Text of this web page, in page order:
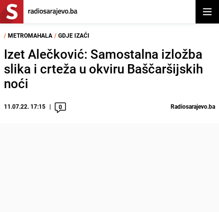
/ METROMAHALA / GDJE IZAĆI
Izet Alečković: Samostalna izložba
slika i crteža u okviru Baščaršijskih
noći
11.07.22. 17:15 0 Radiosarajevo.ba